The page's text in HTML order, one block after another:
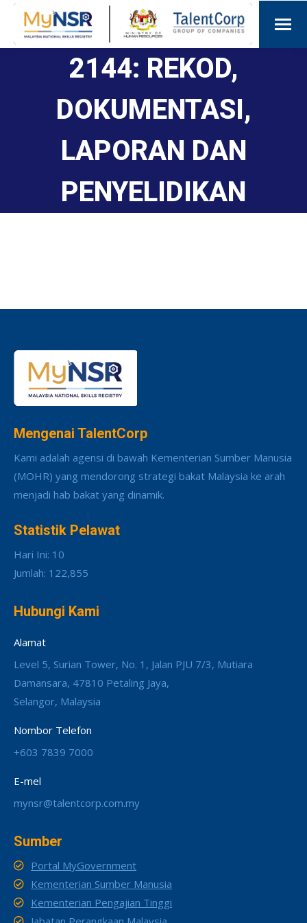
2144: REKOD,
DOKUMENTASI,
LAPORAN DAN
PENYELIDIKAN
Mengenai TalentCorp
Kami adalah agensi di bawah Kementerian Sumber Manusia
(MOHR) yang mendorong strategi bakat Malaysia ke arah
menjadi hab bakat yang dinamik.
Statistik Pelawat
Hari Ini: 10
Jumlah: 122,855
Hubungi Kami
Alamat
Level 5, Surian Tower, No. 1, Jalan PJU 7/3, Mutiara
Damansara, 47810 Petaling Jaya,
Selangor, Malaysia
Nombor Telefon
+603 7839 7000
E-mel
mynsr@talentcorp.com.my
Sumber
Portal MyGovernment
Kementerian Sumber Manusia
Kementerian Pengajian Tinggi